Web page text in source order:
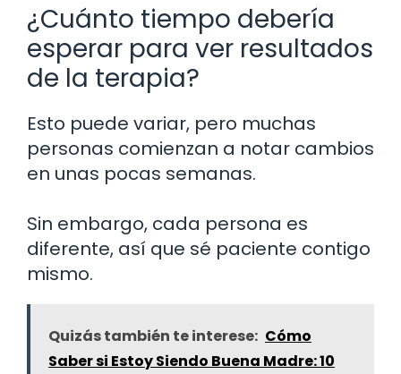
¿Cuánto tiempo debería
esperar para ver resultados
de la terapia?
Esto puede variar, pero muchas
personas comienzan a notar cambios
en unas pocas semanas.
Sin embargo, cada persona es
diferente, así que sé paciente contigo
mismo.
Quizás también te interese: Cómo
Saber si Estoy Siendo Buena Madre: 10